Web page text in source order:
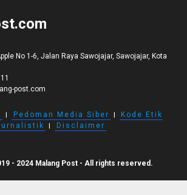
No 1-6, Jalan Raya Sawojajar, Sawojajar, Kota
post.com
I Pedoman Media Siber I
Kode Etik
I Disclaimer
- 2024 Malang Post - All rights reserved.